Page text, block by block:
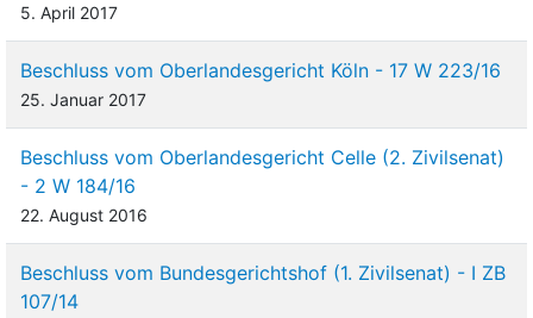
5. April 2017
Beschluss vom Oberlandesgericht Köln - 17 W 223/16
25. Januar 2017
Beschluss vom Oberlandesgericht Celle (2. Zivilsenat)
- 2 W 184/16
22. August 2016
Beschluss vom Bundesgerichtshof (1. Zivilsenat) - I ZB
107/14